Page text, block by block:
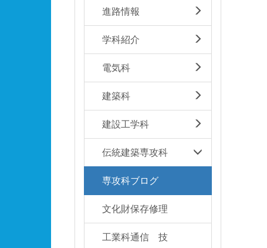
進路情報
学科紹介
電気科
建築科
建設工学科
伝統建築専攻科
専攻科ブログ
文化財保存修理
工業科通信 技